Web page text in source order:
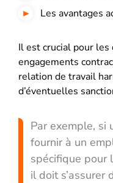
Les avantages
Il est crucial pour
engagements
relation de travail
d’éventuelles
Par exemple, si
fournir à un
spécifique pour
il doit s’assurer